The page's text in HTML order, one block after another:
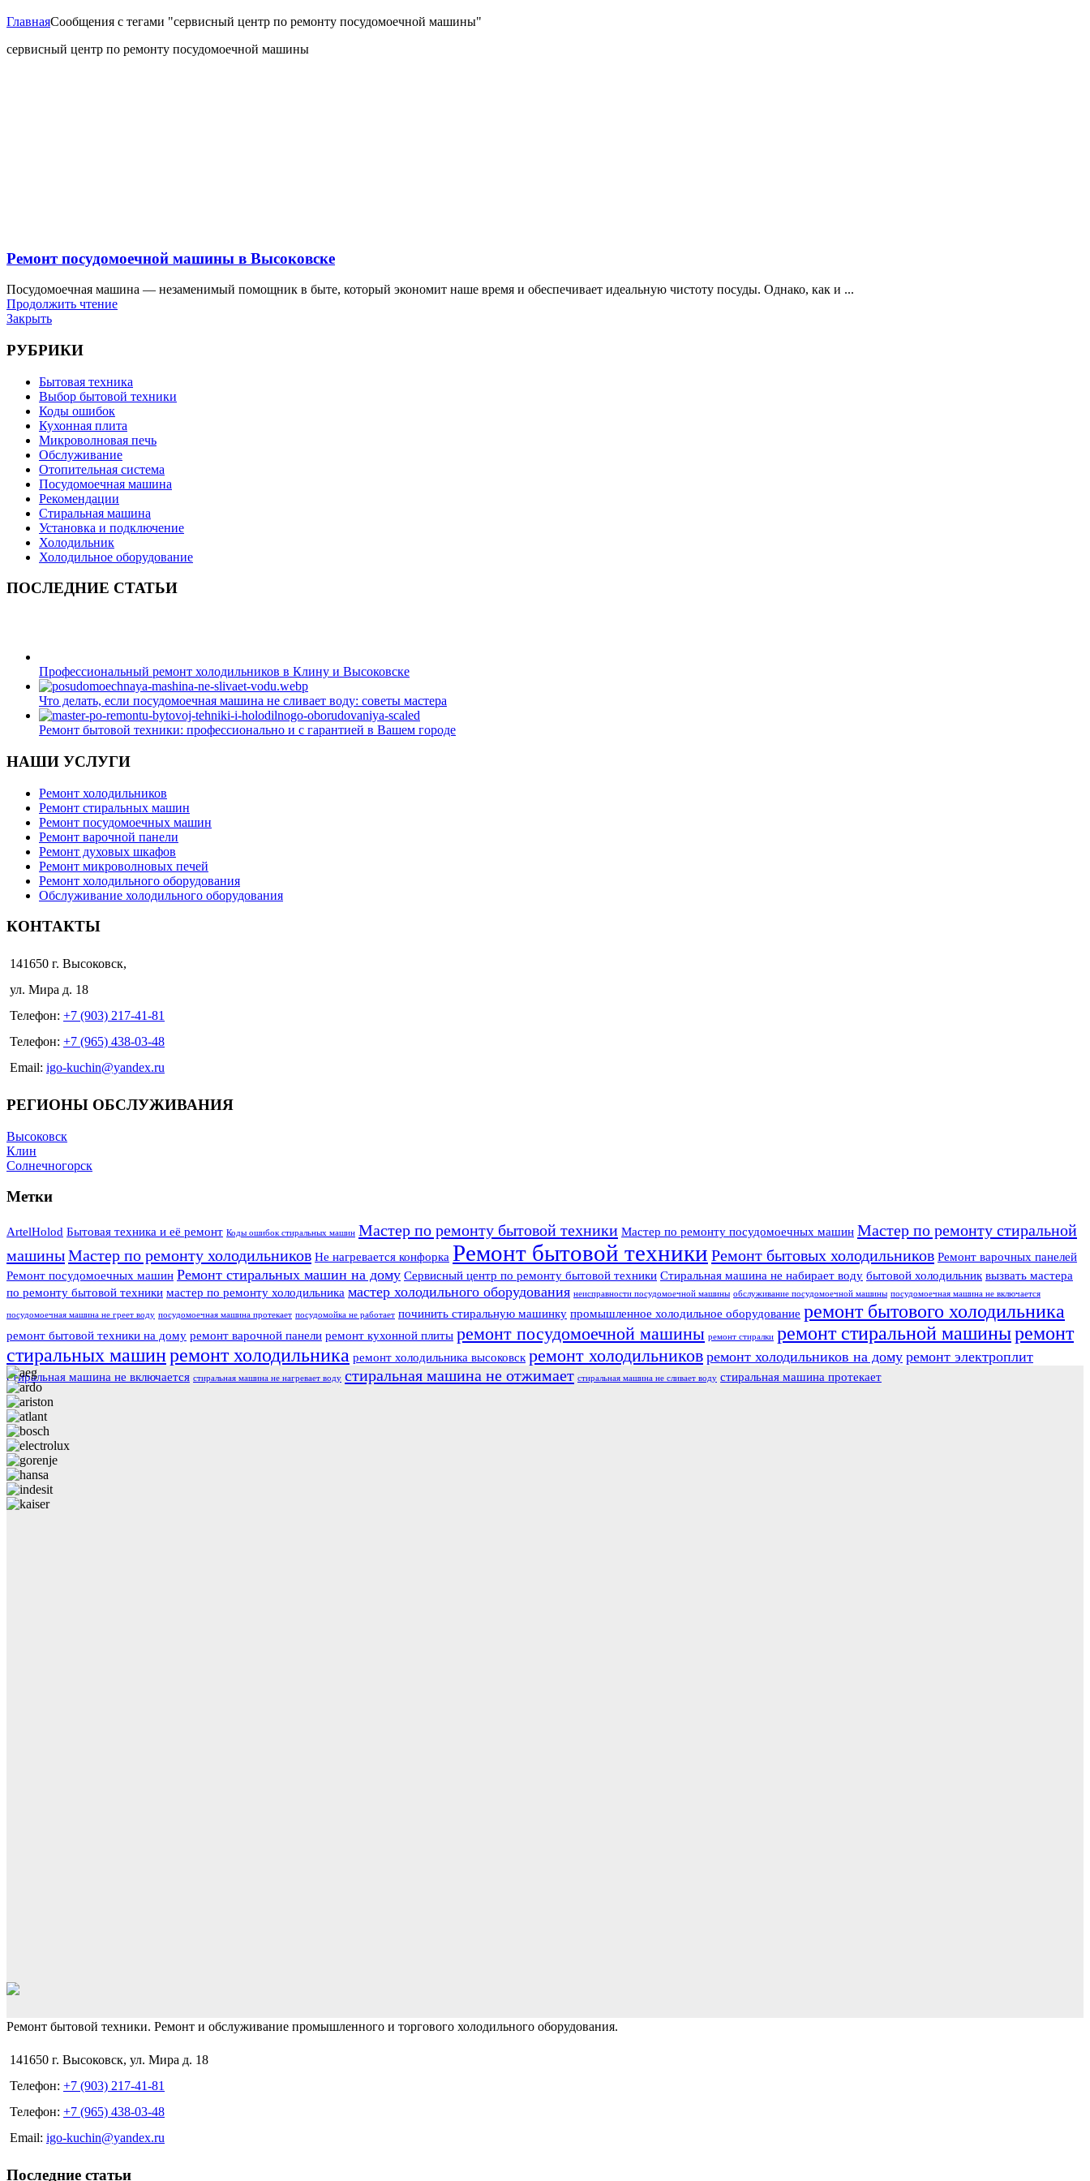
ГлавнаяСообщения с тегами "сервисный центр по ремонту посудомоечной машины"
сервисный центр по ремонту посудомоечной машины
Ремонт посудомоечной машины в Высоковске
Посудомоечная машина — незаменимый помощник в быте, который экономит наше время и обеспечивает идеальную чистоту посуды. Однако, как и ...
Продолжить чтение
Закрыть
РУБРИКИ
Бытовая техника
Выбор бытовой техники
Коды ошибок
Кухонная плита
Микроволновая печь
Обслуживание
Отопительная система
Посудомоечная машина
Рекомендации
Стиральная машина
Установка и подключение
Холодильник
Холодильное оборудование
ПОСЛЕДНИЕ СТАТЬИ
Профессиональный ремонт холодильников в Клину и Высоковске
Что делать, если посудомоечная машина не сливает воду: советы мастера
Ремонт бытовой техники: профессионально и с гарантией в Вашем городе
НАШИ УСЛУГИ
Ремонт холодильников
Ремонт стиральных машин
Ремонт посудомоечных машин
Ремонт варочной панели
Ремонт духовых шкафов
Ремонт микроволновых печей
Ремонт холодильного оборудования
Обслуживание холодильного оборудования
КОНТАКТЫ
141650 г. Высоковск,
ул. Мира д. 18
Телефон: +7 (903) 217-41-81
Телефон: +7 (965) 438-03-48
Email: igo-kuchin@yandex.ru
РЕГИОНЫ ОБСЛУЖИВАНИЯ
Высоковск
Клин
Солнечногорск
Метки
ArtelHolod Бытовая техника и её ремонт Коды ошибок стиральных машин Мастер по ремонту бытовой техники Мастер по ремонту посудомоечных машин Мастер по ремонту стиральной
машиныМастер по ремонту холодильников Не нагревается конфорка Ремонт бытовой техники Ремонт бытовых холодильников Ремонт варочных панелей
Ремонт посудомоечных машин Ремонт стиральных машин на дому Сервисный центр по ремонту бытовой техники Стиральная машина не набирает воду бытовой холодильник вызвать мастера
по ремонту бытовой техники мастер по ремонту холодильника мастер холодильного оборудования неисправности посудомоечной машины обслуживание посудомоечной машины посудомоечная машина не включается
посудомоечная машина не греет воду посудомоечная машина протекает посудомойка не работает починить стиральную машинку промышленное холодильное оборудование ремонт бытового холодильника
ремонт бытовой техники на дому ремонт варочной панели ремонт кухонной плиты ремонт посудомоечной машины ремонт стиралки ремонт стиральной машиныремонт
стиральных машинремонт холодильника ремонт холодильника высоковск ремонт холодильников ремонт холодильников на дому ремонт электроплит
стиральная машина не включается стиральная машина не нагревает воду стиральная машина не отжимает стиральная машина не сливает воду стиральная машина протекает
Ремонт бытовой техники. Ремонт и обслуживание промышленного и торгового холодильного оборудования.
141650 г. Высоковск, ул. Мира д. 18
Телефон: +7 (903) 217-41-81
Телефон: +7 (965) 438-03-48
Email: igo-kuchin@yandex.ru
Последние статьи